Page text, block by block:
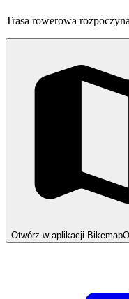
Trasa rowerowa
Otwórz w aplikacji Bikemap